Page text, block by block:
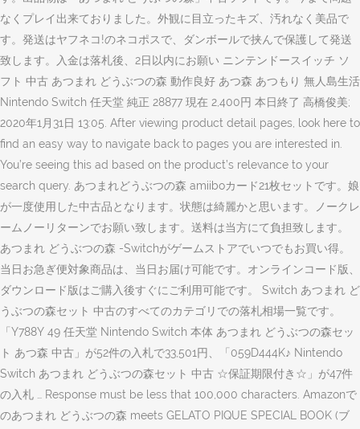
なくプレイ出来ておりました。外観に目立ったキズ、汚れなく美品で
す。発送はヤフネコ!のネコポスで、ダンボールで挟んで保護して発送
致します。入金は落札後、2日以内にお願い ニンテンドースイッチ ソ
フト 中古 あつまれ どうぶつの森 動作良好 あつ森 あつもり 無人島生活
Nintendo Switch 任天堂 純正 28877 現在 2,400円 本日終了 高橋俊美;
2020年1月31日 13:05. After viewing product detail pages, look here to
find an easy way to navigate back to pages you are interested in.
You’re seeing this ad based on the product’s relevance to your
search query. あつまれどうぶつの森 amiiboカード21枚セットです。娘
が一度使用した中古品となります。状態は綺麗かと思います。ノークレ
ームノーリターンでお願い致します。送料は当方にて負担致します。
あつまれ どうぶつの森 -Switchがゲームストアでいつでもお買い得。
当日お急ぎ便対象商品は、当日お届け可能です。オンラインコード版、
ダウンロード版はご購入後すぐにご利用可能です。 Switch あつまれ ど
うぶつの森セット 中古のすべてのカテゴリでの落札相場一覧です。
「Y788Y 49 任天堂 Nintendo Switch 本体 あつまれ どうぶつの森セッ
ト あつ森 中古」が52件の入札で33,501円、「059D444K♪ Nintendo
Switch あつまれ どうぶつの森セット 中古 ☆保証期限付き☆」が47件
の入札 … Response must be less that 100,000 characters. Amazonで
のあつまれ どうぶつの森 meets GELATO PIQUE SPECIAL BOOK (ブ